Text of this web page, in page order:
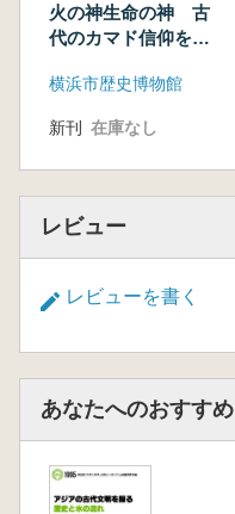
火の神生命の神 古
代のカマド信仰をさ
横浜市歴史博物館
新刊 在庫なし
レビュー
レビューを書く
あなたへのおすすめ